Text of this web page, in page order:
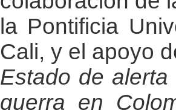
la Pontificia
Cali, y el apoyo
Estado de
guerra en